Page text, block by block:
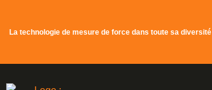
La technologie de mesure de force dans toute sa diversité